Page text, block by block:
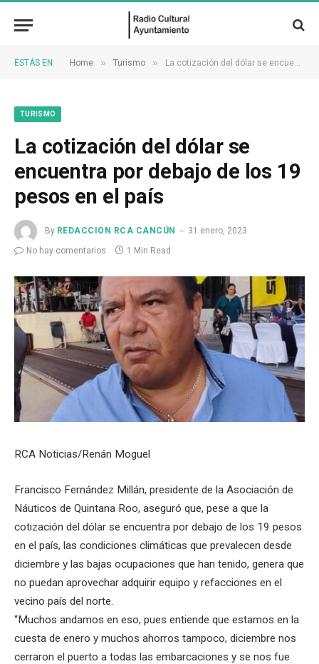
ESTÁS EN: Home » Turismo » La cotización del dólar se encuentra por debajo de los 19 pesos en el país
TURISMO
La cotización del dólar se
encuentra por debajo de los 19
pesos en el país
By REDACCIÓN RCA CANCÚN
31 enero, 2023
No hay comentarios
1 Min Read
RCA Noticias/Renán Moguel
Francisco Fernández Millán, presidente de la Asociación de
Náuticos de Quintana Roo, aseguró que, pese a que la
cotización del dólar se encuentra por debajo de los 19 pesos
en el país, las condiciones climáticas que prevalecen desde
diciembre y las bajas ocupaciones que han tenido, genera que
no puedan aprovechar adquirir equipo y refacciones en el
vecino país del norte.
“Muchos andamos en eso, pues entiende que estamos en la
cuesta de enero y muchos ahorros tampoco, diciembre nos
cerraron el puerto a todas las embarcaciones y se nos fue